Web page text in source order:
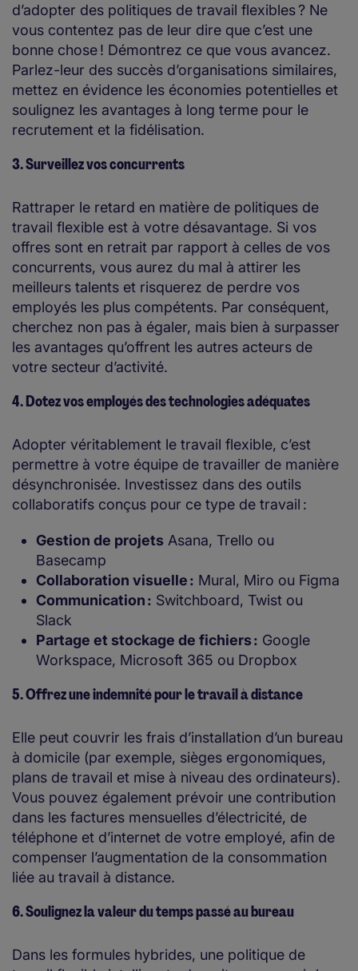
d’adopter des politiques de travail flexibles ? Ne
vous contentez pas de leur dire que c’est une
bonne chose ! Démontrez ce que vous avancez.
Parlez-leur des succès d’organisations similaires,
mettez en évidence les économies potentielles et
soulignez les avantages à long terme pour le
recrutement et la fidélisation.
3. Surveillez vos concurrents
Rattraper le retard en matière de politiques de
travail flexible est à votre désavantage. Si vos
offres sont en retrait par rapport à celles de vos
concurrents, vous aurez du mal à attirer les
meilleurs talents et risquerez de perdre vos
employés les plus compétents. Par conséquent,
cherchez non pas à égaler, mais bien à surpasser
les avantages qu’offrent les autres acteurs de
votre secteur d’activité.
4. Dotez vos employés des technologies adéquates
Adopter véritablement le travail flexible, c’est
permettre à votre équipe de travailler de manière
désynchronisée. Investissez dans des outils
collaboratifs conçus pour ce type de travail :
Gestion de projets Asana, Trello ou
Basecamp
Collaboration visuelle : Mural, Miro ou Figma
Communication : Switchboard, Twist ou
Slack
Partage et stockage de fichiers : Google
Workspace, Microsoft 365 ou Dropbox
5. Offrez une indemnité pour le travail à distance
Elle peut couvrir les frais d’installation d’un bureau
à domicile (par exemple, sièges ergonomiques,
plans de travail et mise à niveau des ordinateurs).
Vous pouvez également prévoir une contribution
dans les factures mensuelles d’électricité, de
téléphone et d’internet de votre employé, afin de
compenser l’augmentation de la consommation
liée au travail à distance.
6. Soulignez la valeur du temps passé au bureau
Dans les formules hybrides, une politique de